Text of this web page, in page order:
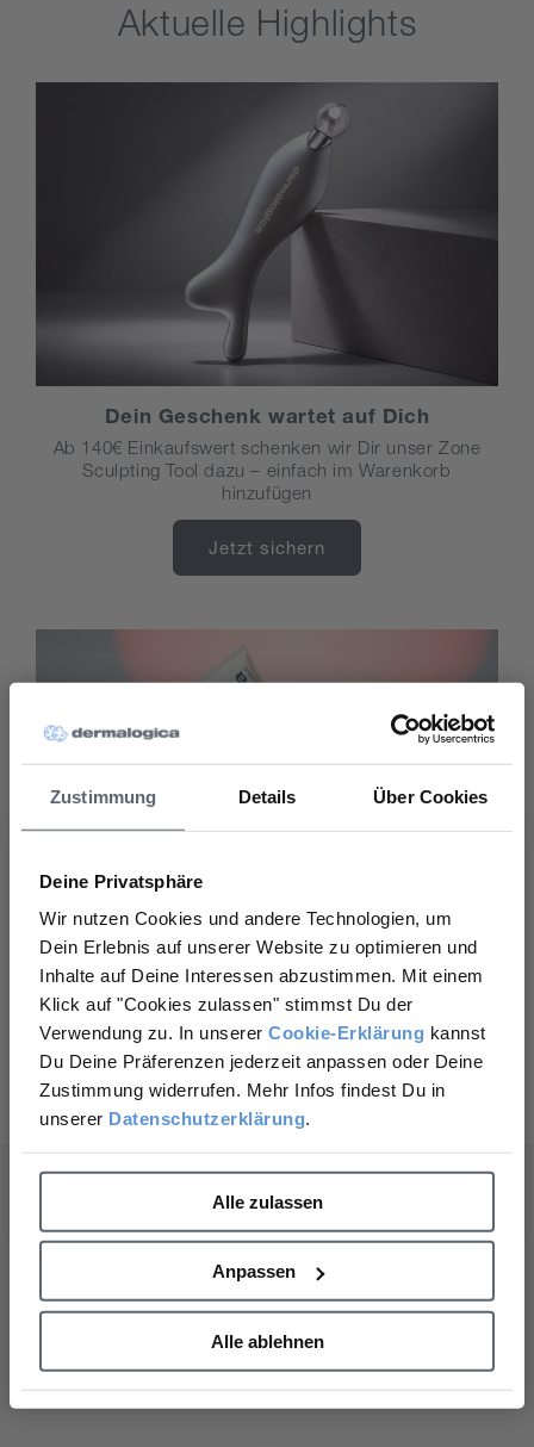
Zustimmung Details Über Cookies
Deine Privatsphäre
Wir nutzen Cookies und andere Technologien, um
Dein Erlebnis auf unserer Website zu optimieren und
Inhalte auf Deine Interessen abzustimmen. Mit einem
Klick auf "Cookies zulassen" stimmst Du der
Verwendung zu. In unserer Cookie-Erklärung kannst
Du Deine Präferenzen jederzeit anpassen oder Deine
Zustimmung widerrufen. Mehr Infos findest Du in
unserer Datenschutzerklärung.
Alle zulassen
Anpassen
Alle ablehnen
Aktuelle Highlights
Dein Geschenk wartet auf Dich
Ab 140€ Einkaufswert schenken wir Dir unser Zone
Sculpting Tool dazu – einfach im Warenkorb
hinzufügen
Jetzt sichern
Entdecke unseren täglichen Sonnenschutz
Täglicher UV-Schutz hilft, die Anzeichen lichtbedingter
Hautalterung sichtbar zu reduzieren
Jetzt entdecken
Gesunde Haut
Wir glauben, dass gesunde Haut Deine Lebensqualität
verbessert. Darum verwenden wir hochwertige
Möchtest Du einen 10% Rabatt
auf Deine nächste Bestellung?
Ja, gerne!